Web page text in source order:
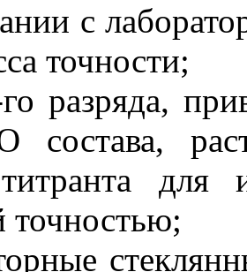
с
точности;
разряда,
состава,
титранта
точностью;